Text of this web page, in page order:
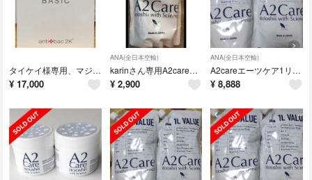
タイケイ様専用、マジックボール。
¥ 17,000
ANA(全日本空輸)
karinさん専用A2careエーツケア1リットル詰め替え1個A2ケア
¥ 2,900
ANA(全日本空輸)
A2careエーツケア1リットル詰め替え2個セットA2ケア
¥ 8,888